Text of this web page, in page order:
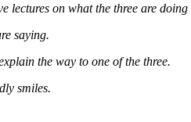
lectures on what the three are doing
saying.
the way to one of the three.
smiles.